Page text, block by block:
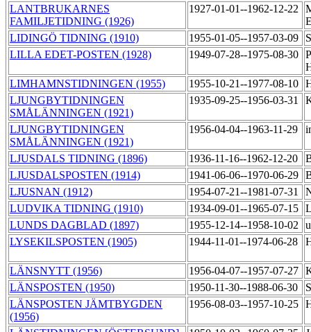
LANTBRUKARNES
FAMILJETIDNING (1926)
1927-01-01--1962-12-22
LIDINGÖ TIDNING (1910)
1955-01-05--1957-03-09
LILLA EDET-POSTEN (1928)
1949-07-28--1975-08-30
LIMHAMNSTIDNINGEN (1955)
1955-10-21--1977-08-10
LJUNGBYTIDNINGEN
SMÅLÄNNINGEN (1921)
1935-09-25--1956-03-31
LJUNGBYTIDNINGEN
SMÅLÄNNINGEN (1921)
1956-04-04--1963-11-29
LJUSDALS TIDNING (1896) 1936-11-16--1962-12-20
LJUSDALSPOSTEN (1914)
1941-06-06--1970-06-29
LJUSNAN (1912)
1954-07-21--1981-07-31
LUDVIKA TIDNING (1910)
1934-09-01--1965-07-15
LUNDS DAGBLAD (1897)
1955-12-14--1958-10-02
LYSEKILSPOSTEN (1905)
1944-11-01--1974-06-28
LÄNSNYTT (1956) 1956-04-07--1957-07-27
LÄNSPOSTEN (1950)
1950-11-30--1988-06-30
LÄNSPOSTEN JÄMTBYGDEN
(1956)
1956-08-03--1957-10-25